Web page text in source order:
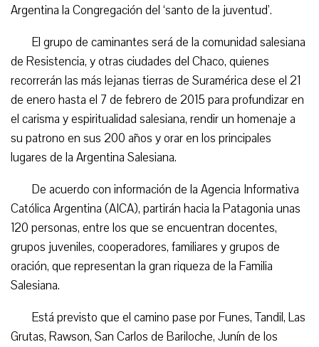
Argentina la Congregación del ‘santo de la juventud’.
El grupo de caminantes será de la comunidad salesiana
de Resistencia, y otras ciudades del Chaco, quienes
recorrerán las más lejanas tierras de Suramérica dese el 21
de enero hasta el 7 de febrero de 2015 para profundizar en
el carisma y espiritualidad salesiana, rendir un homenaje a
su patrono en sus 200 años y orar en los principales
lugares de la Argentina Salesiana.
De acuerdo con información de la Agencia Informativa
Católica Argentina (AICA), partirán hacia la Patagonia unas
120 personas, entre los que se encuentran docentes,
grupos juveniles, cooperadores, familiares y grupos de
oración, que representan la gran riqueza de la Familia
Salesiana.
Está previsto que el camino pase por Funes, Tandil, Las
Grutas, Rawson, San Carlos de Bariloche, Junín de los